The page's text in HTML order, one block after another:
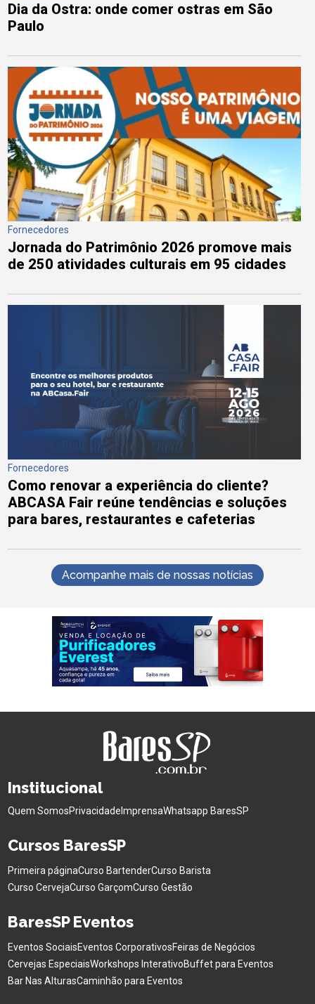
Dia da Ostra: onde comer ostras em São
Paulo
Fornecedores
Jornada do Patrimônio 2026 promove mais
de 250 atividades culturais em 95 cidades
Fornecedores
Como renovar a experiência do cliente?
ABCASA Fair reúne tendências e soluções
para bares, restaurantes e cafeterias
Acompanhe mais de nossas notícias
Institucional
Quem SomosPrivacidade ImprensaWhatsapp BaresSP
Cursos BaresSP
Primeira páginaCurso BartenderCurso Barista
Curso CervejaCurso GarçomCurso Gestão
BaresSP Eventos
Eventos SociaisEventos CorporativosFeiras de Negócios
Cervejas EspeciaisWorkshops InterativoBuffet para Eventos
Bar Nas AlturasCaminhão para Eventos